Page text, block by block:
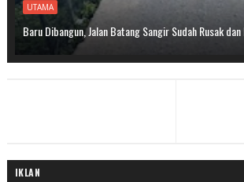
UTAMA
Baru Dibangun, Jalan Batang Sangir Sudah Rusak
IKLAN